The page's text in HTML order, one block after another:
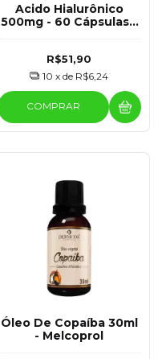
Acido Hialurônico
500mg - 60 Cápsulas -
R$51,90
10 x de R$6,24
COMPRAR
Óleo De Copaíba 30ml
- Melcoprol